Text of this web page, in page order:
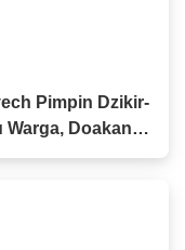
Pimpin Dzikir-
Doakan